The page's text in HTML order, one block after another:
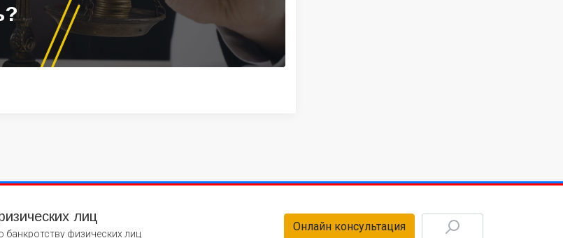
лиц
физических лиц
Онлайн консультация